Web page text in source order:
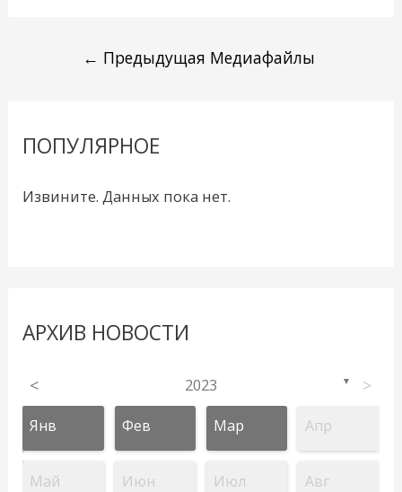
← Предыдущая Медиафайлы
ПОПУЛЯРНОЕ
Извините. Данных пока нет.
АРХИВ НОВОСТИ
< 2023 ▼ >
Янв Фев Мар Апр
Май Июн Июл Авг